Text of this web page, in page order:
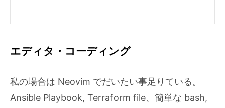
エディタ・コーディング
私の場合は Neovim でだいたい事足りている。
Ansible Playbook, Terraform file、簡単な bash,